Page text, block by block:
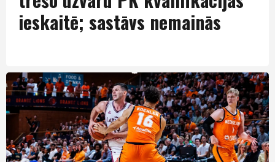
ieskaitē; sastāvs nemainās
Izlase